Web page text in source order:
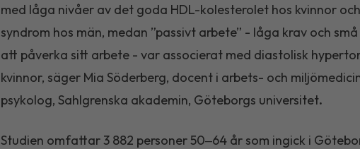
med låga nivåer av det goda HDL-kolesterolet hos kvinnor
syndrom hos män, medan ”passivt arbete” - låga krav och
att påverka sitt arbete - var associerat med diastolisk
kvinnor, säger Mia Söderberg, docent i arbets- och
psykolog, Sahlgrenska akademin, Göteborgs universitet.
Studien omfattar 3 882 personer 50‒64 år som ingick i